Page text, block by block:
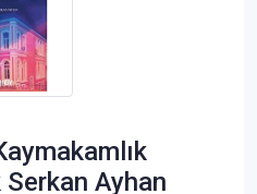
Serkan Ayhan